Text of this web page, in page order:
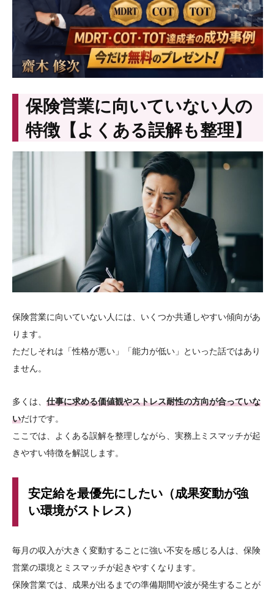
保険営業に向いていない人の
特徴【よくある誤解も整理】
保険営業に向いていない人には、いくつか共通しやすい傾向があ
ります。
ただしそれは「性格が悪い」「能力が低い」といった話ではあり
ません。
多くは、 仕事に求める価値観やストレス耐性の方向が合っていな
いだけです。
ここでは、よくある誤解を整理しながら、実務上ミスマッチが起
きやすい特徴を解説します。
安定給を最優先にしたい（成果変動が強
い環境がストレス）
毎月の収入が大きく変動することに強い不安を感じる人は、保険
営業の環境とミスマッチが起きやすくなります。
保険営業では、成果が出るまでの準備期間や波が発生することが